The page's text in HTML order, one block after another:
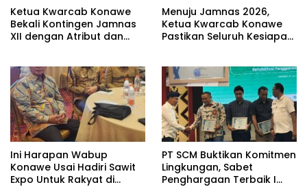
Ketua Kwarcab Konawe
Bekali Kontingen Jamnas
XII dengan Atribut dan
Menuju Jamnas 2026,
Ketua Kwarcab Konawe
Pastikan Seluruh Kesiapan
Ini Harapan Wabup
Konawe Usai Hadiri Sawit
Expo Untuk Rakyat di
PT SCM Buktikan Komitmen
Lingkungan, Sabet
Penghargaan Terbaik I